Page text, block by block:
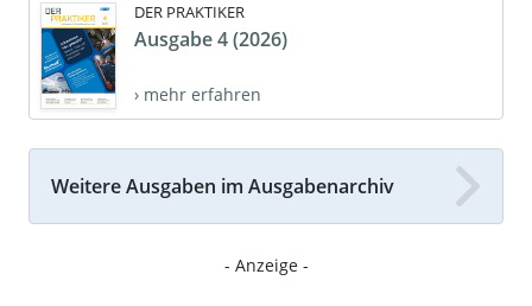
DER PRAKTIKER
Ausgabe 4 (2026)
› mehr erfahren
Weitere Ausgaben im Ausgabenarchiv
- Anzeige -